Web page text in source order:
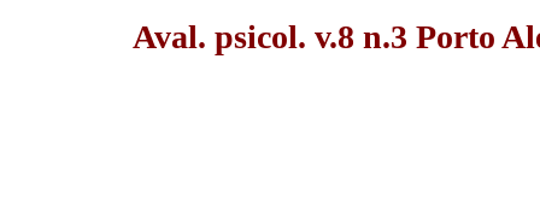
Aval. psicol. v.8 n.3 Porto